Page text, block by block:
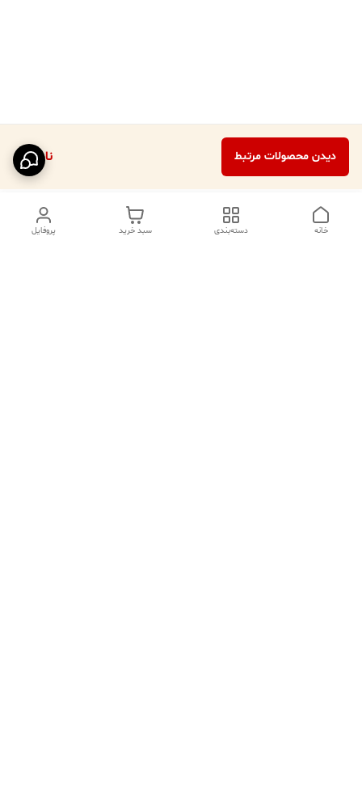
ناموجود دیدن محصولات مرتبط
پروفایل سبد خرید دسته‌بندی خانه